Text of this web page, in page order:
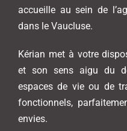
accueille au sein de
dans le Vaucluse.
Kérian met à votre
et son sens aigu du
espaces de vie ou de
fonctionnels,
envies.